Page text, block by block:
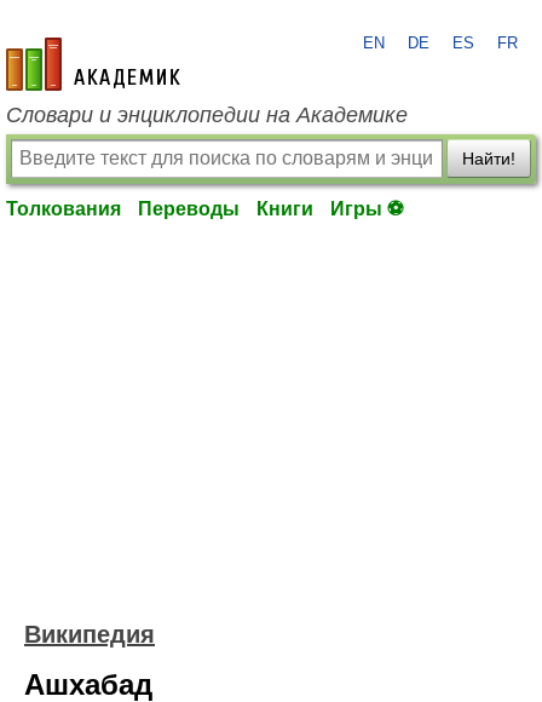
academic.ru
EN DE ES FR
Словари и энциклопедии на Академике
Найти!
Толкования Переводы Книги Игры ⚽
Википедия
Ашхабад